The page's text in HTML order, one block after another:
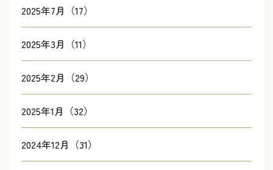
2025年7月（17）
2025年3月（11）
2025年2月（29）
2025年1月（32）
2024年12月（31）